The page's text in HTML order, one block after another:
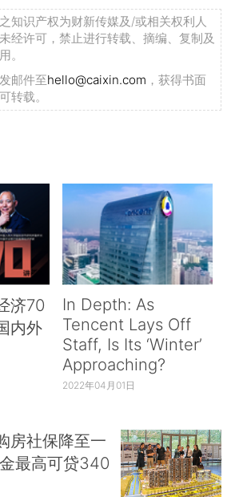
知识产权为财新传媒及/或相关权利人
经许可，禁止进行转载、摘编、复制及
。
邮件至hello@caixin.com ，获得书面
转载。
济70
内外
In Depth: As
Tencent Lays Off
Staff, Is Its ‘Winter’
Approaching?
2022年04月01日
房社保降至一
最高可贷340